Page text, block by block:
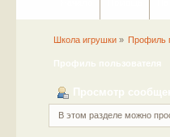
Школа игрушки» Профиль
Профиль пользователя
Просмотр
В этом разделе можно